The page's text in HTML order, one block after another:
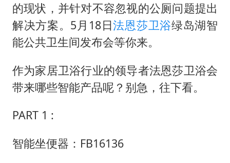
的现状，并针对不容忽视的公厕问题提出
解决方案。5月18日法恩莎卫浴绿岛湖智
能公共卫生间发布会等你来。
作为家居卫浴行业的领导者法恩莎卫浴会
带来哪些智能产品呢？别急，往下看。
PART 1 :
智能坐便器：FB16136